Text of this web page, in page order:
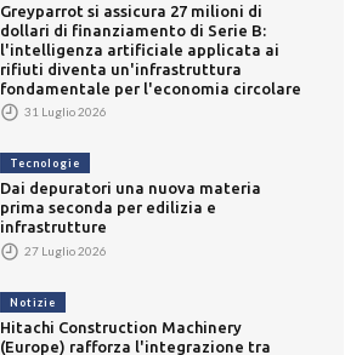
Greyparrot si assicura 27 milioni di
dollari di finanziamento di Serie B:
l'intelligenza artificiale applicata ai
rifiuti diventa un'infrastruttura
fondamentale per l'economia circolare
31 Luglio 2026
Tecnologie
Dai depuratori una nuova materia
prima seconda per edilizia e
infrastrutture
27 Luglio 2026
Notizie
Hitachi Construction Machinery
(Europe) rafforza l'integrazione tra